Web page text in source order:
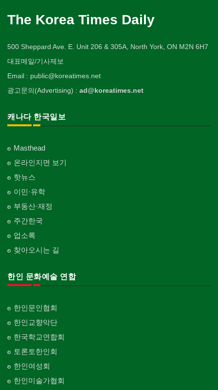
The Korea Times Daily
500 Sheppard Ave. E. Unit 206 & 305A, North York, ON M2N 6H7
대표메일/기사제보
Email : public@koreatimes.net
광고문의(Advertising) : ad@koreatimes.net
캐나다 한국일보
Masthead
온라인지면 보기
핫뉴스
이민·유학
부동산·재정
주간한국
업소록
찾아오시는 길
한인 문화예술 연합
한인문인협회
한인교향악단
한국학교연합회
토론토한인회
한인여성회
한인미술가협회